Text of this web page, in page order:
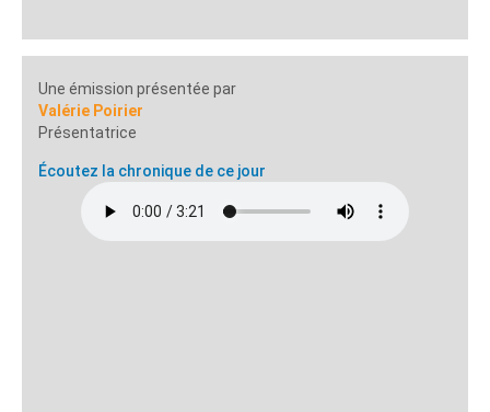
Une émission présentée par
Valérie Poirier
Présentatrice
Écoutez la chronique de ce jour